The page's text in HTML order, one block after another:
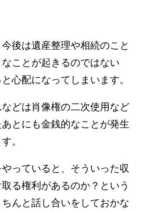
後は遺産整理や相続のこと
ことが起きるのではない
心配になってしまいます。
どは肖像権の二次使用など
とにも金銭的なことが発生
。
っていると、そういった収
る権利があるのか？という
んと話し合いをしておかな